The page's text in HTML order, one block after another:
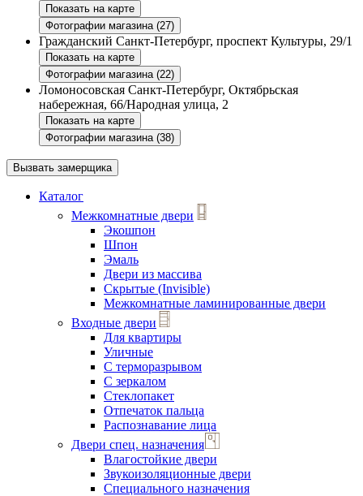
Показать на карте
Фотографии магазина (27)
Гражданский Санкт-Петербург, проспект Культуры, 29/1
Показать на карте
Фотографии магазина (22)
Ломоносовская Санкт-Петербург, Октябрьская
набережная, 66/Народная улица, 2
Показать на карте
Фотографии магазина (38)
Вызвать замерщика
Каталог
Межкомнатные двери
Экошпон
Шпон
Эмаль
Двери из массива
Скрытые (Invisible)
Межкомнатные ламинированные двери
Входные двери
Для квартиры
Уличные
С терморазрывом
С зеркалом
Стеклопакет
Отпечаток пальца
Распознавание лица
Двери спец. назначения
Влагостойкие двери
Звукоизоляционные двери
Специального назначения